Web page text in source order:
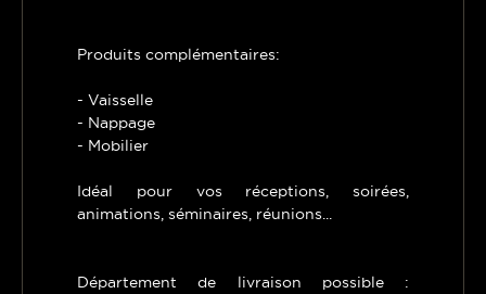
Produits complémentaires:
- Vaisselle
- Nappage
- Mobilier
Idéal pour vos réceptions, soirées,
animations, séminaires, réunions...
Département de livraison possible :